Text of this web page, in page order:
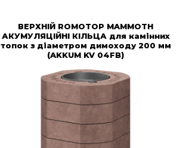
ВЕРХНІЙ ROMOTOP MAMMOTH
АКУМУЛЯЦІЙНІ КІЛЬЦА для камінних
топок з діаметром димоходу 200 мм
(AKKUM KV 04FB)